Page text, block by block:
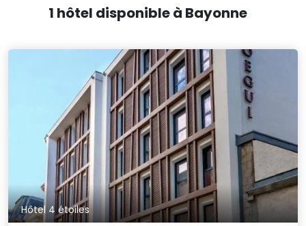
1 hôtel disponible à Bayonne
Hôtel 4 étoiles